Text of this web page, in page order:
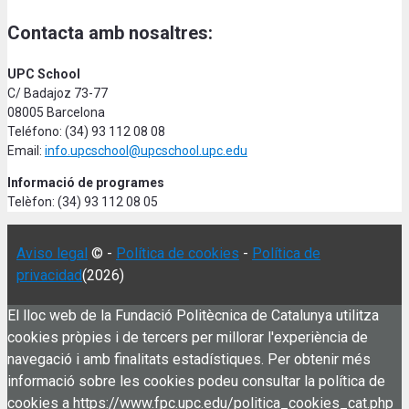
Contacta amb nosaltres:
UPC School
C/ Badajoz 73-77
08005 Barcelona
Teléfono: (34) 93 112 08 08
Email: info.upcschool@upcschool.upc.edu
Informació de programes
Telèfon: (34) 93 112 08 05
Aviso legal © - Política de cookies - Política de
privacidad(2026)
El lloc web de la Fundació Politècnica de Catalunya utilitza
cookies pròpies i de tercers per millorar l'experiència de
navegació i amb finalitats estadístiques. Per obtenir més
informació sobre les cookies podeu consultar la política de
cookies a https://www.fpc.upc.edu/politica_cookies_cat.php